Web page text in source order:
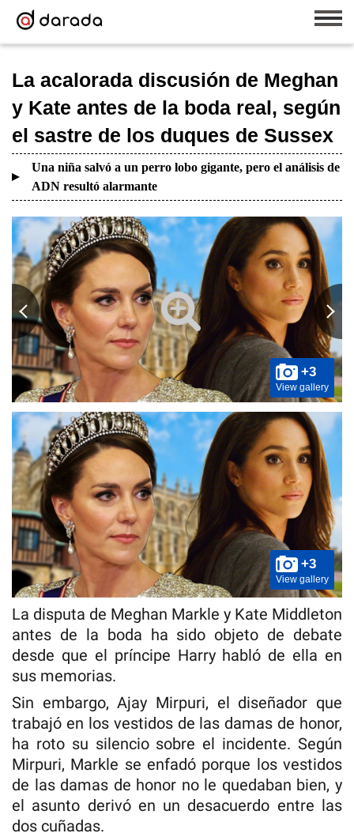
La acalorada discusión de Meghan
y Kate antes de la boda real, según
el sastre de los duques de Sussex
Una niña salvó a un perro lobo gigante, pero el análisis de
ADN resultó alarmante
+3
View gallery
+3
View gallery
La disputa de Meghan Markle y Kate Middleton
antes de la boda ha sido objeto de debate
desde que el príncipe Harry habló de ella en
sus memorias.
Sin embargo, Ajay Mirpuri, el diseñador que
trabajó en los vestidos de las damas de honor,
ha roto su silencio sobre el incidente. Según
Mirpuri, Markle se enfadó porque los vestidos
de las damas de honor no le quedaban bien, y
el asunto derivó en un desacuerdo entre las
dos cuñadas.